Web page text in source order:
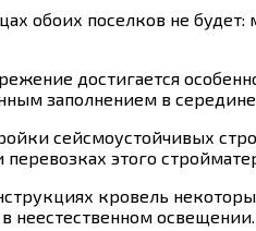
обоих поселков не будет:
достигается
заполнением в
сейсмоустойчивых
этого
кровель
неестественном освещении.